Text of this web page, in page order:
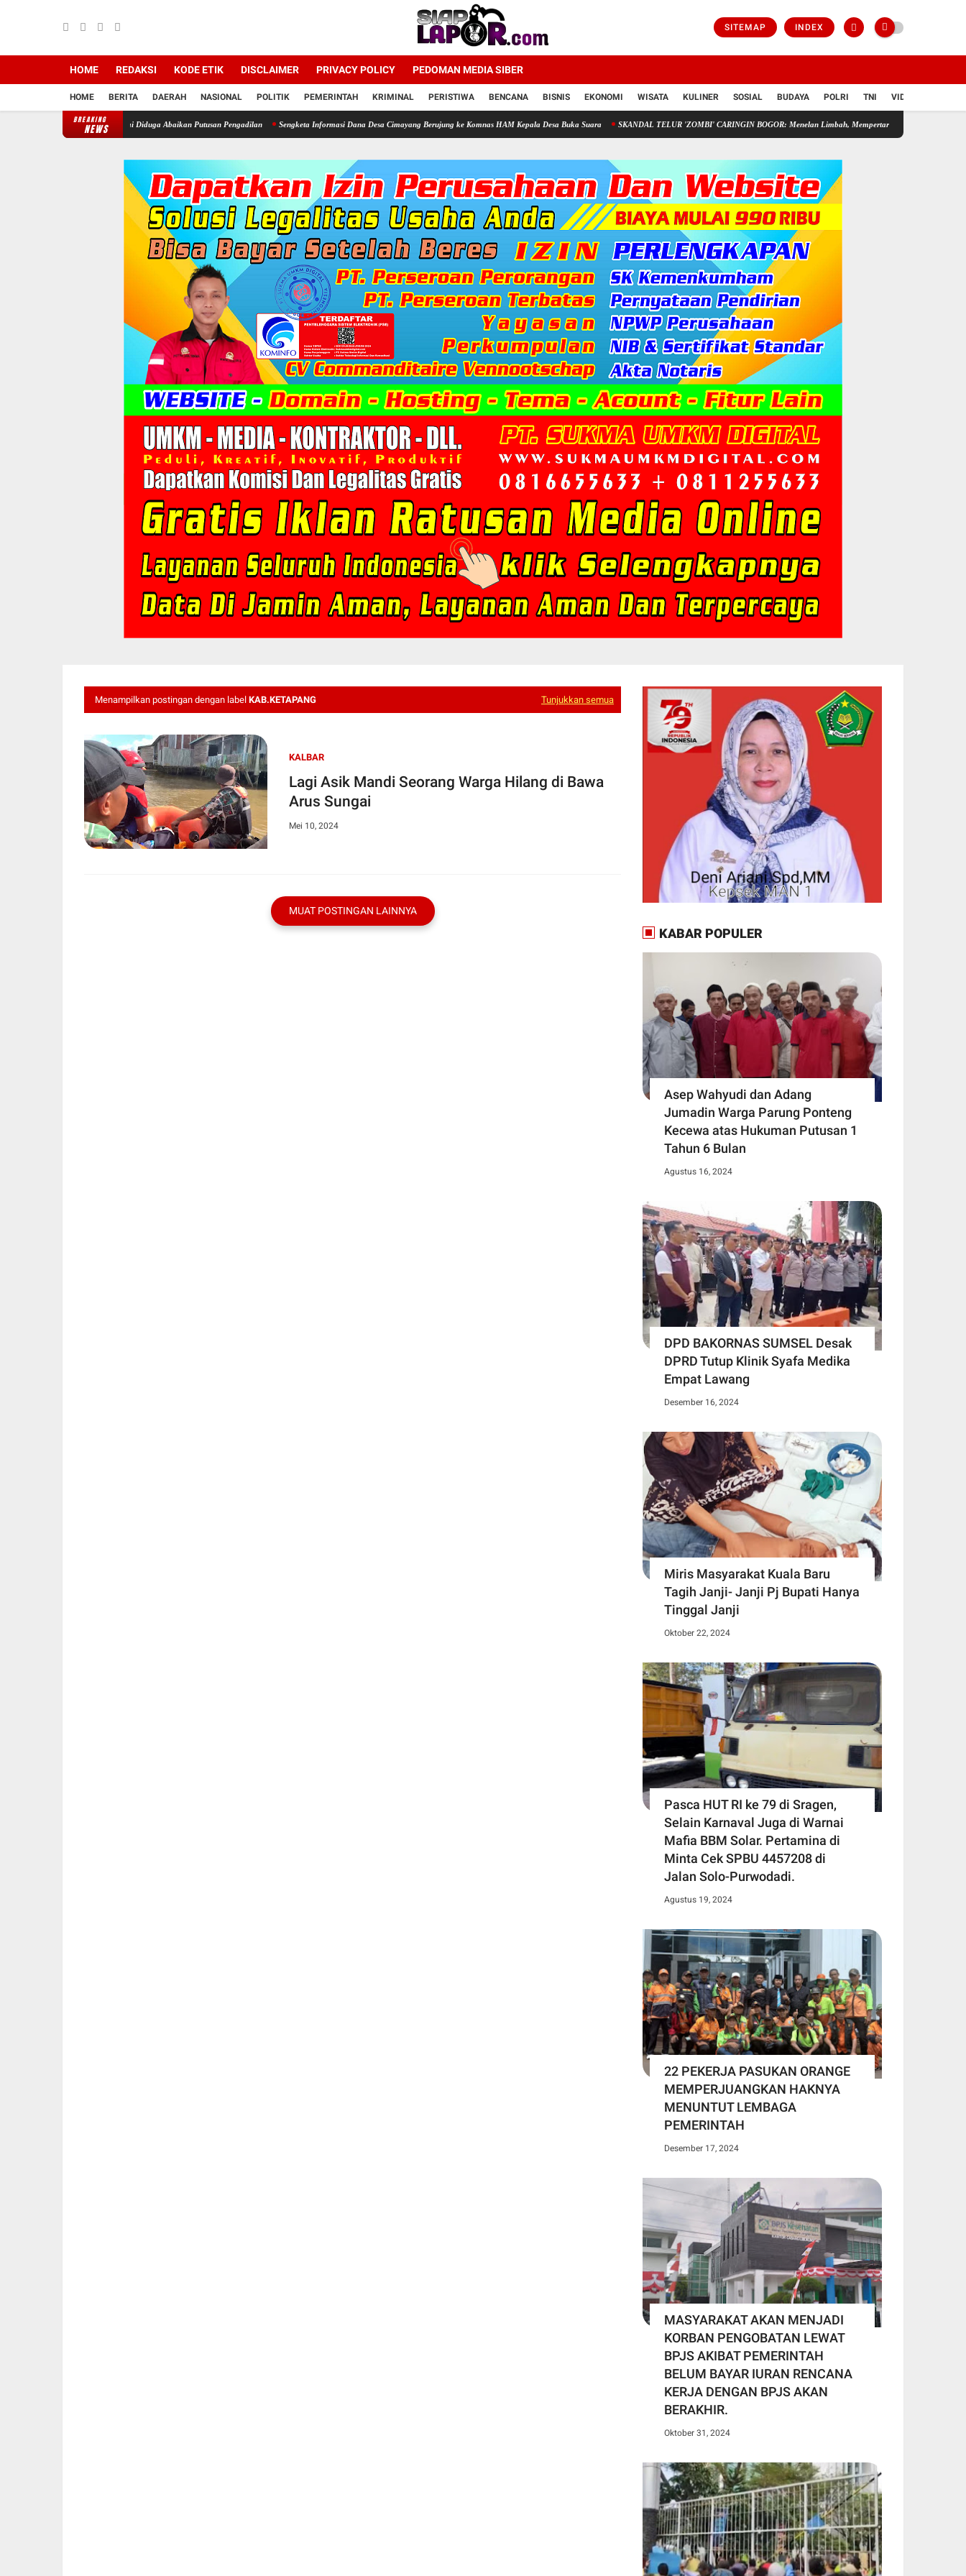
SITEMAP INDEX
HOME REDAKSI KODE ETIK DISCLAIMER PRIVACY POLICY PEDOMAN MEDIA SIBER
HOME BERITA DAERAH NASIONAL POLITIK PEMERINTAH KRIMINAL PERISTIWA BENCANA BISNIS EKONOMI WISATA KULINER SOSIAL BUDAYA POLRI TNI VIDIO
BREAKING
NEWS
Desa Cimayang Usai Diduga Abaikan Putusan Pengadilan Sengketa Informasi Dana Desa Cimayang Berujung ke Komnas HAM Kepala Desa Buka Suara SKANDAL TELUR 'ZOMBI' CARINGIN BOGOR: Menelan Limbah, Mempertaruhkan Nyawa Rakyat
Menampilkan postingan dengan label KAB.KETAPANG Tunjukkan semua
KALBAR
Lagi Asik Mandi Seorang Warga Hilang di Bawa
Arus Sungai
Mei 10, 2024
MUAT POSTINGAN LAINNYA
KABAR POPULER
Asep Wahyudi dan Adang
Jumadin Warga Parung Ponteng
Kecewa atas Hukuman Putusan 1
Tahun 6 Bulan
Agustus 16, 2024
DPD BAKORNAS SUMSEL Desak
DPRD Tutup Klinik Syafa Medika
Empat Lawang
Desember 16, 2024
Miris Masyarakat Kuala Baru
Tagih Janji- Janji Pj Bupati Hanya
Tinggal Janji
Oktober 22, 2024
Pasca HUT RI ke 79 di Sragen,
Selain Karnaval Juga di Warnai
Mafia BBM Solar. Pertamina di
Minta Cek SPBU 4457208 di
Jalan Solo-Purwodadi.
Agustus 19, 2024
22 PEKERJA PASUKAN ORANGE
MEMPERJUANGKAN HAKNYA
MENUNTUT LEMBAGA
PEMERINTAH
Desember 17, 2024
MASYARAKAT AKAN MENJADI
KORBAN PENGOBATAN LEWAT
BPJS AKIBAT PEMERINTAH
BELUM BAYAR IURAN RENCANA
KERJA DENGAN BPJS AKAN
BERAKHIR.
Oktober 31, 2024